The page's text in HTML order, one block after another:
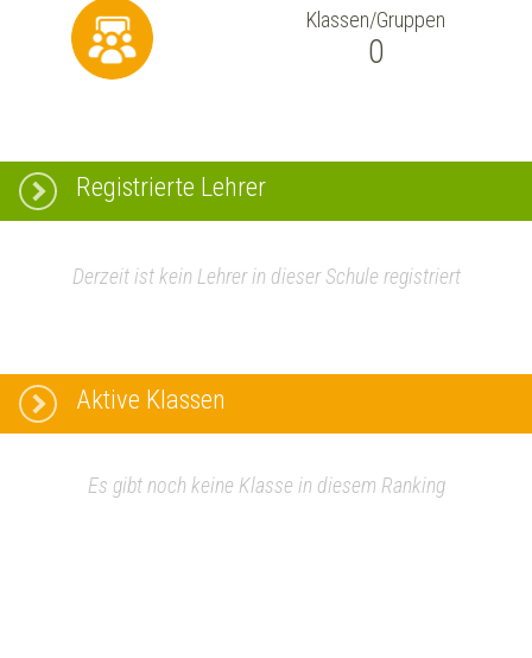
Klassen/Gruppen
0
Registrierte Lehrer
Derzeit ist kein Lehrer in dieser Schule registriert
Aktive Klassen
Es gibt noch keine Klasse in diesem Ranking